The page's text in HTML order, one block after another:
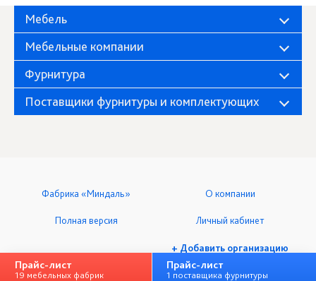
Мебель
Мебельные компании
Фурнитура
Поставщики фурнитуры и комплектующих
Фабрика «Миндаль» О компании
Полная версия Личный кабинет
+ Добавить организацию
Прайс-лист
19 мебельных фабрик
Прайс-лист
1 поставщика фурнитуры